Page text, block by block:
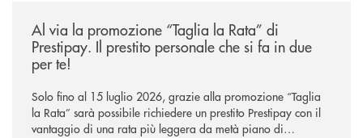
Al via la promozione “Taglia la Rata” di
Prestipay. Il prestito personale che si fa in due
per te!
Solo fino al 15 luglio 2026, grazie alla promozione “Taglia
la Rata” sarà possibile richiedere un prestito Prestipay con il
vantaggio di una rata più leggera da metà piano di